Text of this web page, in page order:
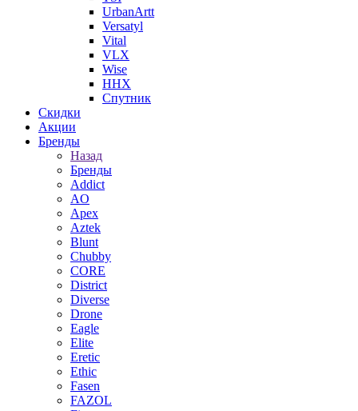
UrbanArtt
Versatyl
Vital
VLX
Wise
ННХ
Спутник
Скидки
Акции
Бренды
Назад
Бренды
Addict
AO
Apex
Aztek
Blunt
Chubby
CORE
District
Diverse
Drone
Eagle
Elite
Eretic
Ethic
Fasen
FAZOL